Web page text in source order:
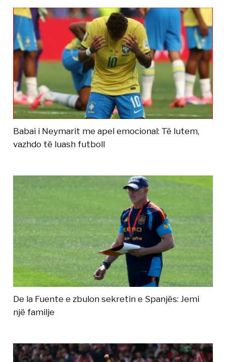
Babai i Neymarit me apel emocional: Të lutem,
vazhdo të luash futboll
De la Fuente e zbulon sekretin e Spanjës: Jemi
një familje